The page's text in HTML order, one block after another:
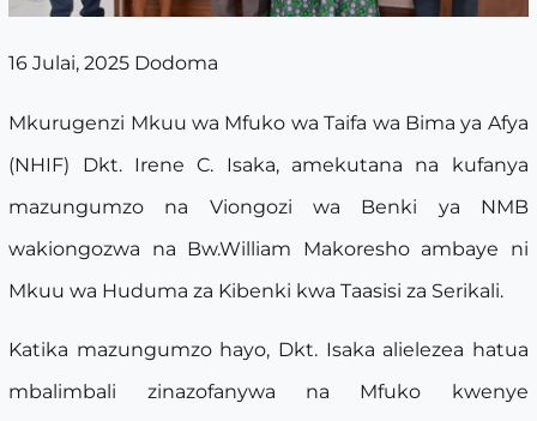
16 Julai, 2025 Dodoma
Mkurugenzi Mkuu wa Mfuko wa Taifa wa Bima ya Afya
(NHIF) Dkt. Irene C. Isaka, amekutana na kufanya
mazungumzo na Viongozi wa Benki ya NMB
wakiongozwa na Bw.William Makoresho ambaye ni
Mkuu wa Huduma za Kibenki kwa Taasisi za Serikali.
Katika mazungumzo hayo, Dkt. Isaka alielezea hatua
mbalimbali zinazofanywa na Mfuko kwenye